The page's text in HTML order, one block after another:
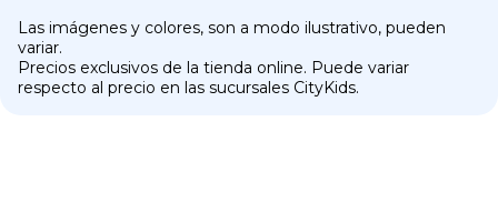
Las imágenes y colores, son a modo ilustrativo, pueden
variar.
Precios exclusivos de la tienda online. Puede variar
respecto al precio en las sucursales CityKids.